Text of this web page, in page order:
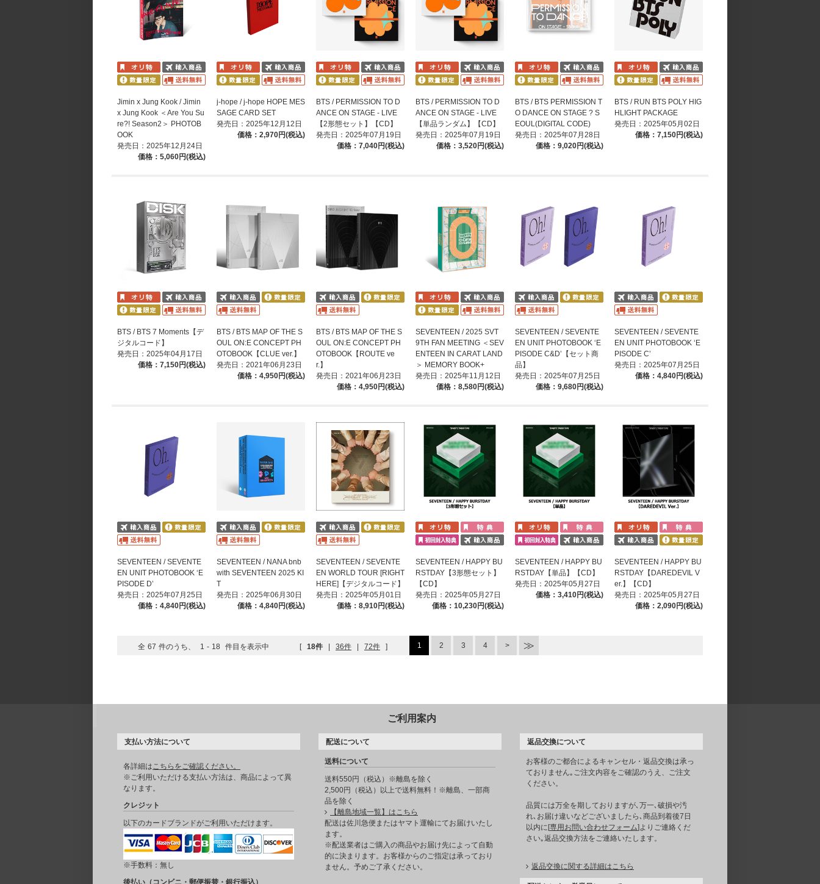
Jimin x Jung Kook / Jimin
x Jung Kook ＜Are You Su
re?! Season2＞ PHOTOB
OOK
発売日：2025年12月24日
価格：5,060円(税込)
j-hope / j-hope HOPE MES
SAGE CARD SET
発売日：2025年12月12日
価格：2,970円(税込)
BTS / PERMISSION TO D
ANCE ON STAGE - LIVE
【2形態セット】【CD】
発売日：2025年07月19日
価格：7,040円(税込)
BTS / PERMISSION TO D
ANCE ON STAGE - LIVE
【単品ランダム】【CD】
発売日：2025年07月19日
価格：3,520円(税込)
BTS / BTS PERMISSION T
O DANCE ON STAGE ? S
EOUL(DIGITAL CODE)
発売日：2025年07月28日
価格：9,020円(税込)
BTS / RUN BTS POLY HIG
HLIGHT PACKAGE
発売日：2025年05月02日
価格：7,150円(税込)
BTS / BTS 7 Moments【デ
ジタルコード】
発売日：2025年04月17日
価格：7,150円(税込)
BTS / BTS MAP OF THE S
OUL ON:E CONCEPT PH
OTOBOOK【CLUE ver.】
発売日：2021年06月23日
価格：4,950円(税込)
BTS / BTS MAP OF THE S
OUL ON:E CONCEPT PH
OTOBOOK【ROUTE ve
r.】
発売日：2021年06月23日
価格：4,950円(税込)
SEVENTEEN / 2025 SVT
9TH FAN MEETING ＜SEV
ENTEEN IN CARAT LAND
＞ MEMORY BOOK+
発売日：2025年11月12日
価格：8,580円(税込)
SEVENTEEN / SEVENTE
EN UNIT PHOTOBOOK ‘E
PISODE C&D’【セット商
品】
発売日：2025年07月25日
価格：9,680円(税込)
SEVENTEEN / SEVENTE
EN UNIT PHOTOBOOK ‘E
PISODE C’
発売日：2025年07月25日
価格：4,840円(税込)
SEVENTEEN / SEVENTE
EN UNIT PHOTOBOOK ‘E
PISODE D’
発売日：2025年07月25日
価格：4,840円(税込)
SEVENTEEN / NANA bnb
with SEVENTEEN 2025 KI
T
発売日：2025年06月30日
価格：4,840円(税込)
SEVENTEEN / SEVENTE
EN WORLD TOUR [RIGHT
HERE]【デジタルコード】
発売日：2025年05月01日
価格：8,910円(税込)
SEVENTEEN / HAPPY BU
RSTDAY【3形態セット】
【CD】
発売日：2025年05月27日
価格：10,230円(税込)
SEVENTEEN / HAPPY BU
RSTDAY【単品】【CD】
発売日：2025年05月27日
価格：3,410円(税込)
SEVENTEEN / HAPPY BU
RSTDAY【DAREDEVIL V
er.】【CD】
発売日：2025年05月27日
価格：2,090円(税込)
全 67 件のうち、 1 - 18 件目を表示中 [ 18件 | 36件 | 72件 ] 1 2 3 4
ご利用案内
支払い方法について
各詳細はこちらをご確認ください。
※ご利用いただける支払い方法は、商品によって異
なります。
クレジット
以下のカードブランドがご利用いただけます。
※手数料：無し
後払い（コンビニ・郵便振替・銀行振込）
配送について
送料について
送料550円（税込）※離島を除く
2,500円（税込）以上で送料無料！※離島、一部商
品を除く
【離島地域一覧】はこちら
配送は佐川急便またはヤマト運輸にてお届けいたし
ます。
※配送業者はご購入の商品やお届け先によって自動
的に決まります。お客様からのご指定は承っており
ません。予めご了承ください。
返品交換について
お客様のご都合によるキャンセル・返品交換は承っ
ておりません｡ご注文内容をご確認のうえ、ご注文
ください。
品質には万全を期しておりますが､万一､破損や汚
れ､お届け違いなどございましたら､商品到着後7日
以内に[専用お問い合わせフォーム]よりご連絡くだ
さい｡返品交換方法をご連絡いたします。
返品交換に関する詳細はこちら